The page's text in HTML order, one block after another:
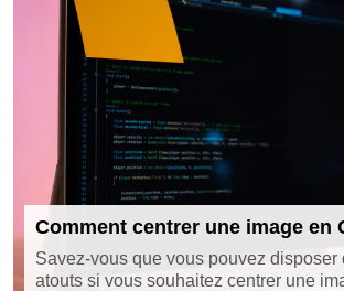
Comment centrer une image en
Savez-vous que vous pouvez disposer
atouts si vous souhaitez centrer une